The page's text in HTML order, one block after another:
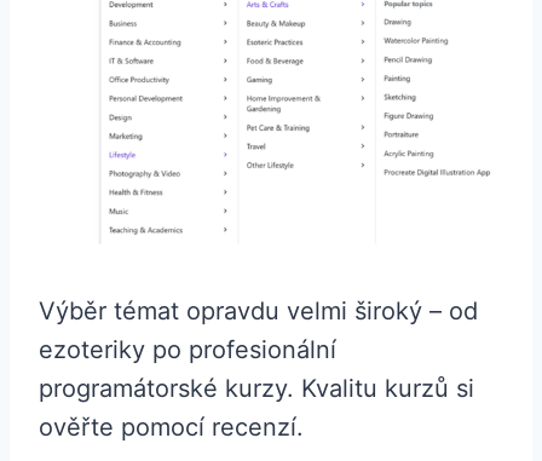
Výběr témat opravdu velmi široký – od
ezoteriky po profesionální
programátorské kurzy. Kvalitu kurzů si
ověřte pomocí recenzí.